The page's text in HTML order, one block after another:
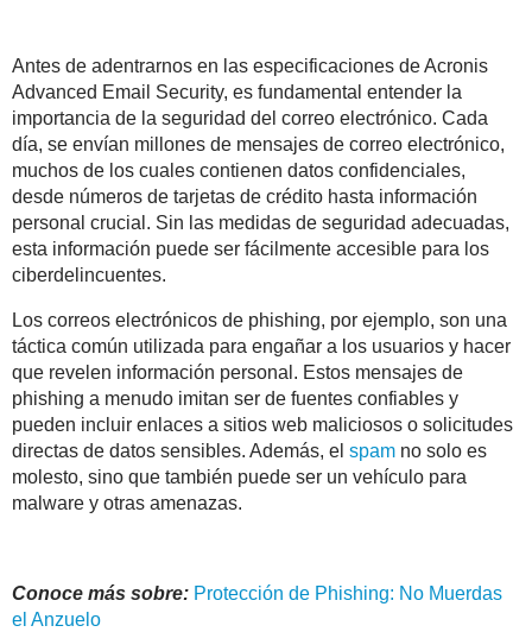
Antes de adentrarnos en las especificaciones de Acronis
Advanced Email Security, es fundamental entender la
importancia de la seguridad del correo electrónico. Cada
día, se envían millones de mensajes de correo electrónico,
muchos de los cuales contienen datos confidenciales,
desde números de tarjetas de crédito hasta información
personal crucial. Sin las medidas de seguridad adecuadas,
esta información puede ser fácilmente accesible para los
ciberdelincuentes.
Los correos electrónicos de phishing, por ejemplo, son una
táctica común utilizada para engañar a los usuarios y hacer
que revelen información personal. Estos mensajes de
phishing a menudo imitan ser de fuentes confiables y
pueden incluir enlaces a sitios web maliciosos o solicitudes
directas de datos sensibles. Además, el spam no solo es
molesto, sino que también puede ser un vehículo para
malware y otras amenazas.
Conoce más sobre: Protección de Phishing: No Muerdas
el Anzuelo